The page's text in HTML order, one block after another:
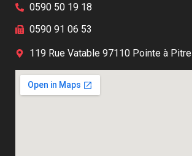
0590 50 19 18
0590 91 06 53
119 Rue Vatable 97110 Pointe à Pitre